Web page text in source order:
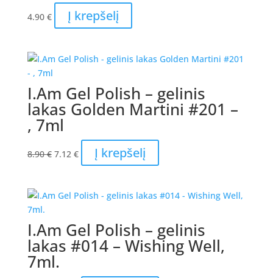
4.90 € Į krepšelį
I.Am Gel Polish – gelinis
lakas Golden Martini #201 –
, 7ml
8.90€ Original
8.90 €.
7.12 €Current
price
7.12 €.
Į krepšelį
I.Am Gel Polish – gelinis
lakas #014 – Wishing Well,
7ml.